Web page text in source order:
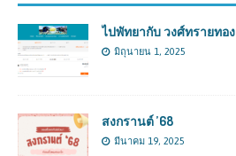
ไปพัทยากับ วงศ์ทรายทอง
มิถุนายน 1, 2025
สงกรานต์ ’68
มีนาคม 19, 2025